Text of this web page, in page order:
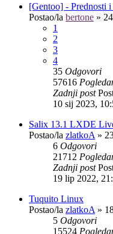
[Gentoo] - Prednosti
Postao/la bertone »
1
2
3
4
35 Odgovori
57616
Zadnji post
10 sij 2023,
Salix 13.1 LXDE
Postao/la zlatkoA »
6 Odgovori
21712
Zadnji post
19 lip 2022,
Tuquito Linux
Postao/la zlatkoA »
5 Odgovori
15524